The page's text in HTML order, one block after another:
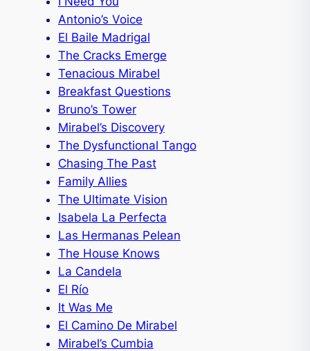
Antonio’s Voice
El Baile Madrigal
The Cracks Emerge
Tenacious Mirabel
Breakfast Questions
Bruno’s Tower
Mirabel’s Discovery
The Dysfunctional Tango
Chasing The Past
Family Allies
The Ultimate Vision
Isabela La Perfecta
Las Hermanas Pelean
The House Knows
La Candela
El Río
It Was Me
El Camino De Mirabel
Mirabel’s Cumbia